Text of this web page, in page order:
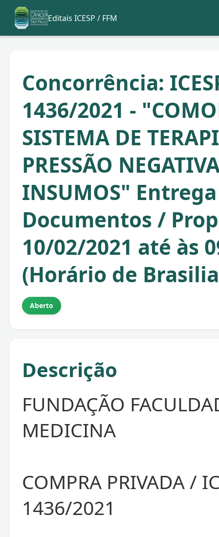
Editais ICESP / FFM
Concorrência:
1436/2021 -
SISTEMA DE
PRESSÃO
INSUMOS" Entrega
Documentos /
10/02/2021 até às
(Horário de
Aberto
Descrição
FUNDAÇÃO
MEDICINA
COMPRA PRIVADA /
1436/2021